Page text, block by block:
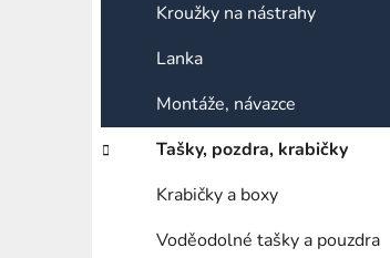
Kroužky na nástrahy
Lanka
Montáže, návazce
Tašky, pozdra, krabičky
Krabičky a boxy
Voděodolné tašky a pouzdra